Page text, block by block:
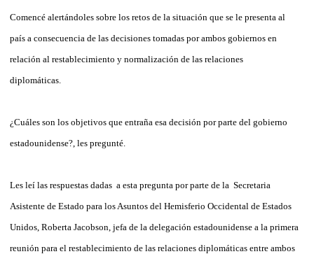
Comencé alertándoles sobre los retos de la situación que se le presenta al
país a consecuencia de las decisiones tomadas por ambos gobiernos en
relación al restablecimiento y normalización de las relaciones
diplomáticas.
¿Cuáles son los objetivos que entraña esa decisión por parte del gobierno
estadounidense?, les pregunté.
Les leí las respuestas dadas a esta pregunta por parte de la Secretaria
Asistente de Estado para los Asuntos del Hemisferio Occidental de Estados
Unidos, Roberta Jacobson, jefa de la delegación estadounidense a la primera
reunión para el restablecimiento de las relaciones diplomáticas entre ambos